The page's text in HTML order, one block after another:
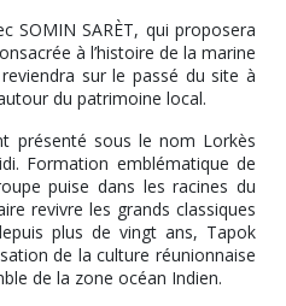
SOMIN SARÈT, qui proposera
à l’histoire de la marine
sur le passé du site à
du patrimoine local.
présenté sous le nom Lorkès
Formation emblématique de
puise dans les racines du
revivre les grands classiques
plus de vingt ans, Tapok
de la culture réunionnaise
de la zone océan Indien.